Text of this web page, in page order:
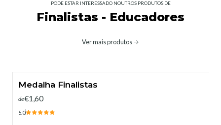
PODE ESTAR INTERESSADO NOUTROS PRODUTOS DE
Finalistas - Educadores
Ver mais produtos
Medalha Finalistas
de€1,60
5.0